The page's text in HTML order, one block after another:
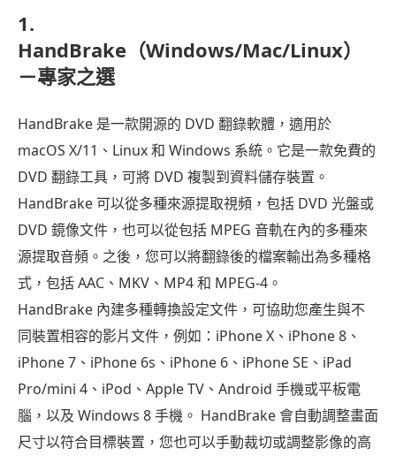
部
分：
十
大
免
費
錄
軟
體
對
比
第
四
部：
如
1.
HandBrake（Windows/Mac/Linux）
－專家之選
HandBrake 是一款開源的 DVD 翻錄軟體，適用於
macOS X/11、Linux 和 Windows 系統。它是一款免費的
DVD 翻錄工具，可將 DVD 複製到資料儲存裝置。
HandBrake 可以從多種來源提取視頻，包括 DVD 光盤或
DVD 鏡像文件，也可以從包括 MPEG 音軌在內的多種來
源提取音頻。之後，您可以將翻錄後的檔案輸出為多種格
式，包括 AAC、MKV、MP4 和 MPEG-4。
HandBrake 內建多種轉換設定文件，可協助您產生與不
同裝置相容的影片文件，例如：iPhone X、iPhone 8、
iPhone 7、iPhone 6s、iPhone 6、iPhone SE、iPad
Pro/mini 4、iPod、Apple TV、Android 手機或平板電
腦，以及 Windows 8 手機。 HandBrake 會自動調整畫面
尺寸以符合目標裝置，您也可以手動裁切或調整影像的高